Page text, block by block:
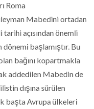
Roma
Mabedini ortadan
tarihi açısından önemli
başlamıştır. Bu
bağını kopartmakla
addedilen Mabedin de
dışına sürülen
başta Avrupa ülkeleri